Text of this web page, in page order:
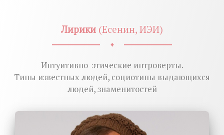
Лирики (Есенин, ИЭИ)
♦
Интуитивно-этические интроверты.
Типы известных людей, социотипы выдающихся
людей, знаменитостей